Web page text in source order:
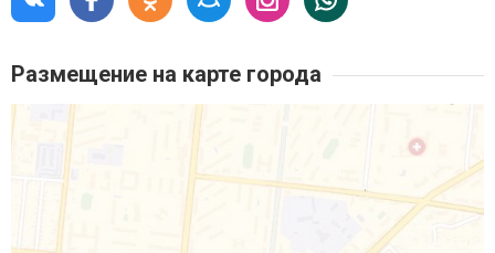
Размещение на карте города